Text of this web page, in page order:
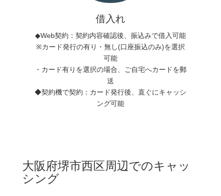
借入れ
◆Web契約：契約内容確認後、振込みで借入可能
※カード発行の有り・無し(口座振込のみ)を選択
可能
・カード有りを選択の場合、ご自宅へカードを郵
送
◆契約機で契約：カード発行後、直ぐにキャッシ
ング可能
大阪府堺市西区周辺でのキャッ
シング